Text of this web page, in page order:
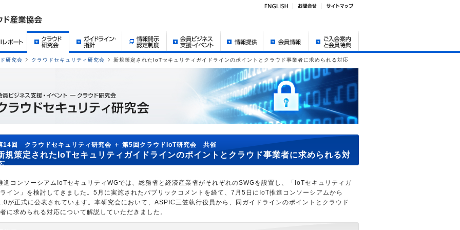
研究会 クラウドセキュリティ研究会 新規策定されたIoTセキュリティガイドラインのポイントとクラウド事業者に求められる対応
14回 クラウドセキュリティ研究会 ＋ 第5回クラウドIoT研究会 共催
規策定されたIoTセキュリティガイドラインのポイントとクラウド事業者に求められる対
進コンソーシアムIoTセキュリティWGでは、総務省と経済産業省がそれぞれのSWGを設置し、「IoTセキュリティガ
イン」を検討してきました。5月に実施されたパブリックコメントを経て、7月5日にIoT推進コンソーシアムから
が正式に公表されています。本研究会において、ASPIC三笠執行役員から、同ガイドラインのポイントとクラウド
に求められる対応について解説していただきました。